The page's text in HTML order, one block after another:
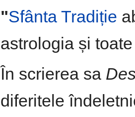
"Sfânta Tradiție
astrologia și
În scrierea sa
diferitele